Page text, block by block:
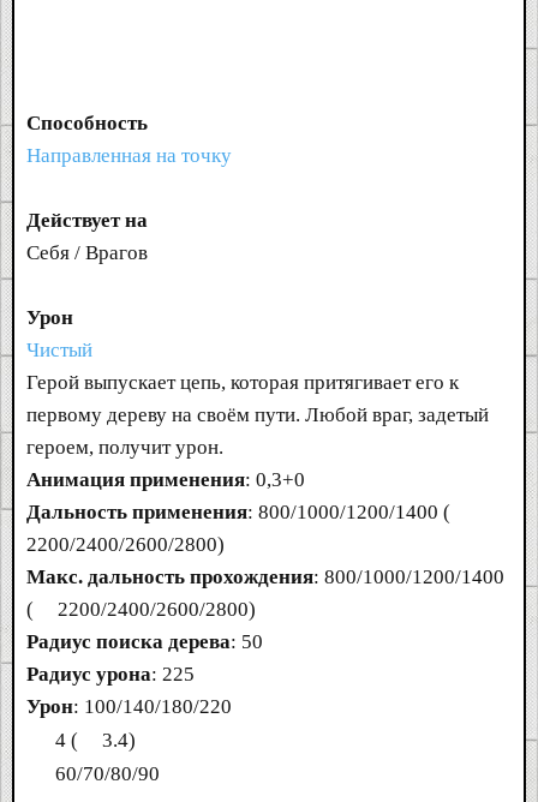
Способность
Направленная на точку
Действует на
Себя / Врагов
Урон
Чистый
Герой выпускает цепь, которая притягивает его к
первому дереву на своём пути. Любой враг, задетый
героем, получит урон.
Анимация применения: 0,3+0
Дальность применения: 800/1000/1200/1400 (
2200/2400/2600/2800)
Макс. дальность прохождения: 800/1000/1200/1400
(
2200/2400/2600/2800)
Радиус поиска дерева: 50
Радиус урона: 225
Урон: 100/140/180/220
4 (
3.4)
60/70/80/90